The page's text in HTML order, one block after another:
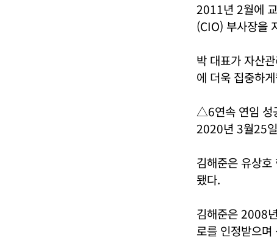
2011년 2월에
(CIO) 부사장을
박 대표가 자산
에 더욱 집중하
△6연속 연임 성
2020년 3월25
김해준은 유상
됐다.
김해준은 2008
로를 인정받으